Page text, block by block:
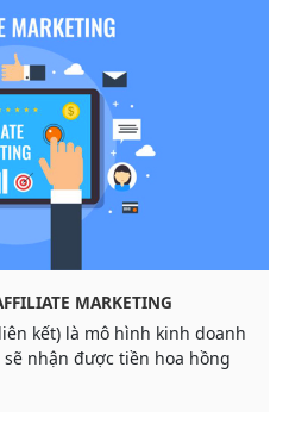
MARKETING
kết) là mô hình kinh doanh
nhận được tiền hoa hồng